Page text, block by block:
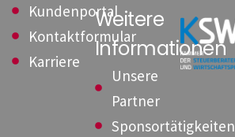
Kundenportal
Kontaktformular
Karriere
Weitere
Informationen
Unsere
Partner
Sponsortätigkeiten